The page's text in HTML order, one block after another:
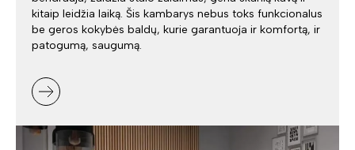
kitaip leidžia laiką. Šis kambarys nebus toks funkcionalus
be geros kokybės baldų, kurie garantuoja ir komfortą, ir
patogumą, saugumą.